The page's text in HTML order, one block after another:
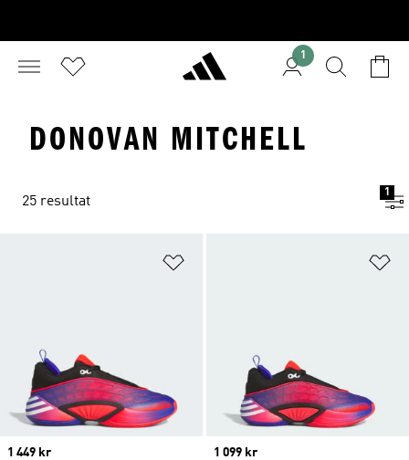
1
DONOVAN MITCHELL
25 resultat
1
Price
1 449 kr
Price
1 099 kr